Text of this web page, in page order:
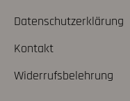
Datenschutzerklärung
Kontakt
Widerrufsbelehrung